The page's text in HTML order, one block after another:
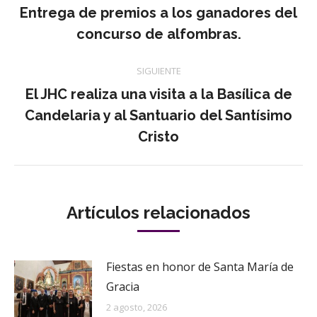
entre
publicaciones
Publicación
anterior:
Entrega de premios a los ganadores del
concurso de alfombras.
SIGUIENTE
Publicación
siguiente:
El JHC realiza una visita a la Basílica de
Candelaria y al Santuario del Santísimo
Cristo
Artículos relacionados
Fiestas en honor de Santa María de
Gracia
2 agosto, 2026